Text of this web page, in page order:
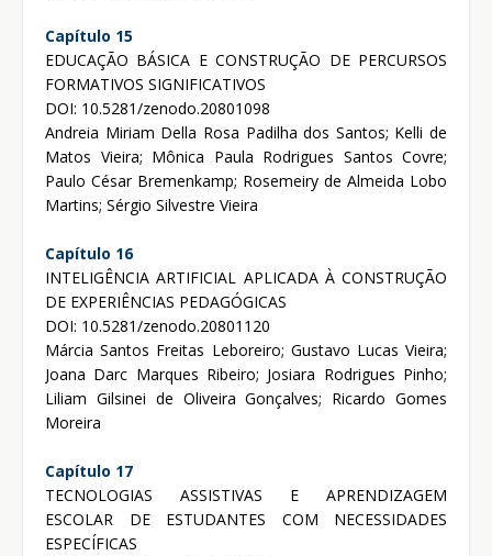
Capítulo 15
EDUCAÇÃO BÁSICA E CONSTRUÇÃO DE PERCURSOS
FORMATIVOS SIGNIFICATIVOS
DOI: 10.5281/zenodo.20801098
Andreia Miriam Della Rosa Padilha dos Santos; Kelli de
Matos Vieira; Mônica Paula Rodrigues Santos Covre;
Paulo César Bremenkamp; Rosemeiry de Almeida Lobo
Martins; Sérgio Silvestre Vieira
Capítulo 16
INTELIGÊNCIA ARTIFICIAL APLICADA À CONSTRUÇÃO
DE EXPERIÊNCIAS PEDAGÓGICAS
DOI: 10.5281/zenodo.20801120
Márcia Santos Freitas Leboreiro; Gustavo Lucas Vieira;
Joana Darc Marques Ribeiro; Josiara Rodrigues Pinho;
Liliam Gilsinei de Oliveira Gonçalves; Ricardo Gomes
Moreira
Capítulo 17
TECNOLOGIAS ASSISTIVAS E APRENDIZAGEM
ESCOLAR DE ESTUDANTES COM NECESSIDADES
ESPECÍFICAS